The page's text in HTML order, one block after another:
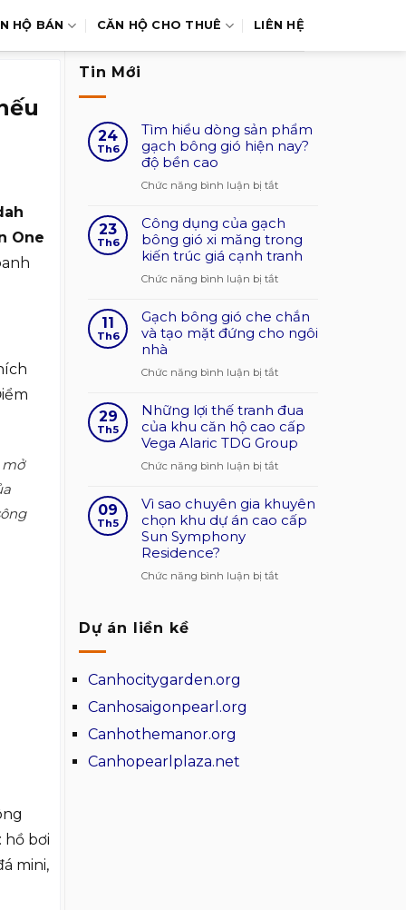
HỘ BÁN CĂN HỘ CHO THUÊ LIÊN HỆ
One
hồ bơi
mini,
Tin Mới
24
Th6
Tìm hiểu dòng sản phẩm
gạch bông gió hiện nay?
độ bền cao
Chức năng bình luận bị tắtở
hiểu
dòng
sản
phẩm
bông
gió
cao
23
Th6
Công dụng của gạch
bông gió xi măng trong
kiến trúc giá cạnh tranh
Chức năng bình luận bị tắtở
dụng
của
bông
xi
măng
trong
cạnh
tranh
11
Th6
Gạch bông gió che chắn
và tạo mặt đứng cho ngôi
nhà
Chức năng bình luận bị tắtở
bông
gió
che
chắn
mặt
29
Th5
Những lợi thế tranh đua
của khu căn hộ cao cấp
Vega Alaric TDG Group
Chức năng bình luận bị tắtở
lợi
thế
của
09
Th5
Vì sao chuyên gia khuyên
chọn khu dự án cao cấp
Sun Symphony
Residence?
Chức năng bình luận bị tắtở
Dự án liền kề
Canhocitygarden.org
Canhosaigonpearl.org
Canhothemanor.org
Canhopearlplaza.net